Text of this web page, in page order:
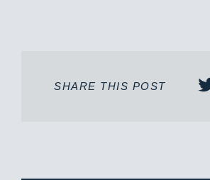
SHARE THIS POST